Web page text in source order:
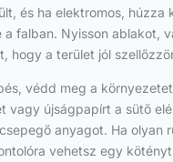
és ha elektromos, húzza
a falban. Nyisson ablakot,
hogy a terület jól
védd meg a
vagy újságpapírt a sütő
anyagot. Ha olyan
vehetsz egy